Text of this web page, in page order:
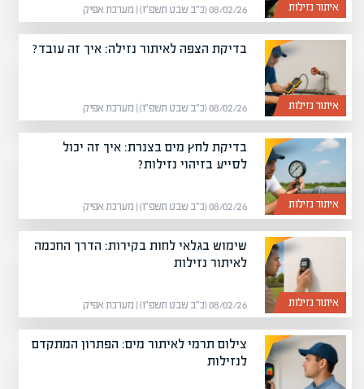
איתור נזילות 08/02/26 (כ״ב שבט תשפ״ו) | מערכת אפיק
איתור נזילות
בדיקת הצפה לאיתור נזילה: איך זה עובד?
08/02/26 (כ״ב שבט תשפ״ו) | מערכת אפיק
איתור נזילות
בדיקת לחץ מים בצנרת: איך זה יכול
לסייע בזיהוי נזילות?
08/02/26 (כ״ב שבט תשפ״ו) | מערכת אפיק
איתור נזילות
שימוש בגלאי לחות בקירות: הדרך החכמה
לאיתור נזילות
08/02/26 (כ״ב שבט תשפ״ו) | מערכת אפיק
צילום תרמי לאיתור מים: הפתרון המתקדם
לנזילות